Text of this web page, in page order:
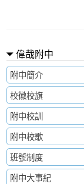
偉哉附中
附中簡介
校徽校旗
附中校訓
附中校歌
班號制度
附中大事紀